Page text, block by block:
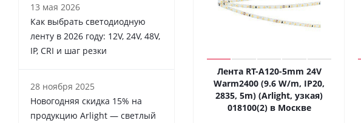
Лента RT-A120-5mm 24V
Warm2400 (9.6 W/m, IP20,
2835, 5m) (Arlight, узкая)
018100(2) в Москве
13 мая 2026
Как выбрать светодиодную
ленту в 2026 году: 12V, 24V, 48V,
IP, CRI и шаг резки
28 ноября 2025
Новогодняя скидка 15% на
продукцию Arlight — светлый